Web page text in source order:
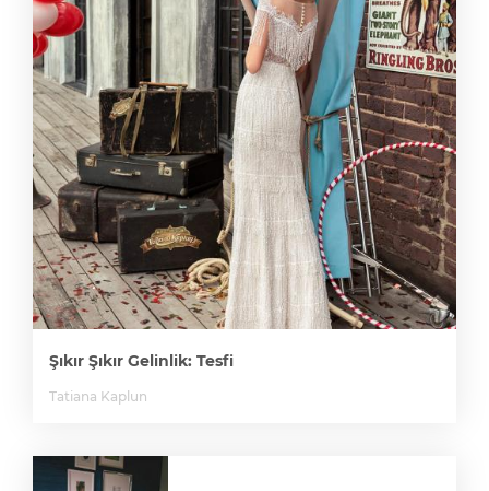
Şıkır Şıkır Gelinlik: Tesfi
Tatiana Kaplun